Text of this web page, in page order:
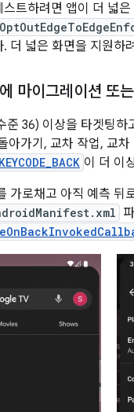
트하려면 앱이 더 넓
더 넓은 화면을 지원하
마이그레이션 또
36) 이상을 타겟팅하
아가기, 교차 작업, 교
이 더 이
가로채고 아직 예측 뒤